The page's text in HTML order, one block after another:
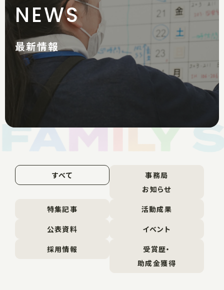
NEWS
最新情報
すべて
事務局
お知らせ
特集記事
活動成果
公表資料
イベント
採用情報
受賞歴・
助成金獲得